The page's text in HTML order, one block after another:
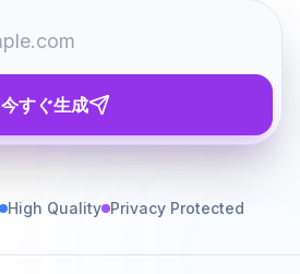
今すぐ生成
High Quality Privacy Protected